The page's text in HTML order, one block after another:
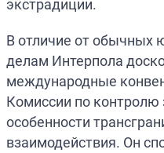
экстрадиции.
В отличие от обычных
делам Интерпола
международные
Комиссии по контролю
особенности
взаимодействия. Он